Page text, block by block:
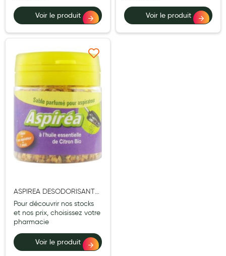
Accessoires pieds et semelles
Soins ORL
Douleurs articulaires et musculaires
Santé séniors
Anti acariens, anti gale, anti tiques, insectifuges
Vétérinaire
Incontinence
Ronflement
Autotests
Lunettes
Piluliers
Matériel medical
Voir le produit Voir le produit
ASPIREA DESODORISANT
ASPIR CITRON BIO 60G
Pour découvrir nos stocks
et nos prix, choisissez votre
pharmacie
Voir le produit
Ajouter à ma liste d’envie